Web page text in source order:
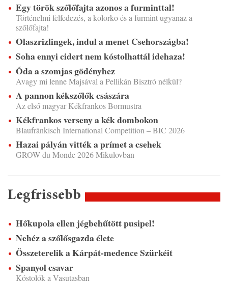
Egy török szőlőfajta azonos a furminttal!
Történelmi felfedezés, a kolorko és a furmint ugyanaz a
szőlőfajta!
Olaszrizlingek, indul a menet Csehországba!
Soha ennyi cidert nem kóstolhattál idehaza!
Óda a szomjas gödényhez
Avagy mi lenne Majsával a Pellikán Bisztró nélkül?
A pannon kékszőlők császára
Az első magyar Kékfrankos Bormustra
Kékfrankos verseny a kék dombokon
Blaufränkisch International Competition – BIC 2026
Hazai pályán vitték a prímet a csehek
GROW du Monde 2026 Mikulovban
Legfrissebb
Hőkupola ellen jégbehűtött pusipel!
Nehéz a szőlősgazda élete
Összeterelik a Kárpát-medence Szürkéit
Spanyol csavar
Kóstolók a Vasutasban